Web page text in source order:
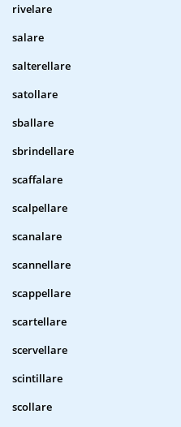
rivelare
salare
salterellare
satollare
sballare
sbrindellare
scaffalare
scalpellare
scanalare
scannellare
scappellare
scartellare
scervellare
scintillare
scollare